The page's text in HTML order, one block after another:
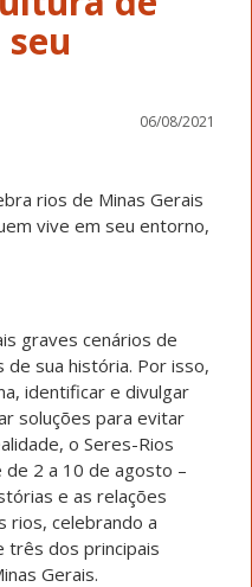
06/08/2021
rios de Minas Gerais
vive em seu entorno,
graves cenários de
sua história. Por isso,
identificar e divulgar
soluções para evitar
o Seres-Rios
de 2 a 10 de agosto –
e as relações
rios, celebrando a
três dos principais
Gerais.